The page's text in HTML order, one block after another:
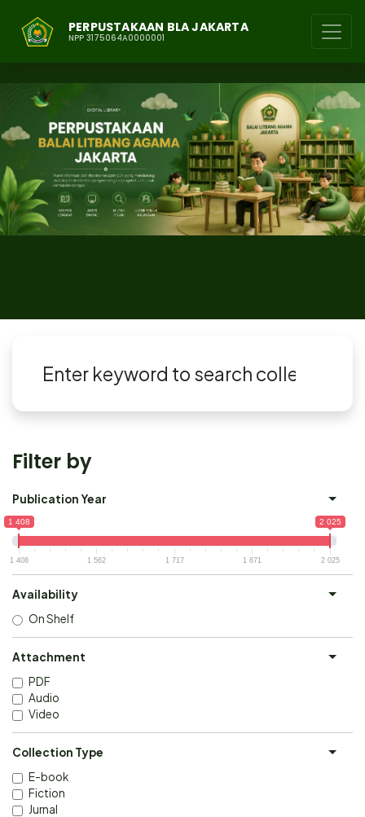
PERPUSTAKAAN BLA JAKARTA
NPP 3175064A0000001
Filter by
Publication Year
1 408 2 025
1 408 1 562 1 717 1 871 2 025
Availability
On Shelf
Attachment
PDF
Audio
Video
Collection Type
E-book
Fiction
Jurnal